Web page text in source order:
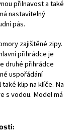
přilnavost a také
nastavitelný
pás.
zajištěné zipy.
přihrádce je
druhé přihrádce
uspořádání
klip na klíče. Na
s vodou. Model má